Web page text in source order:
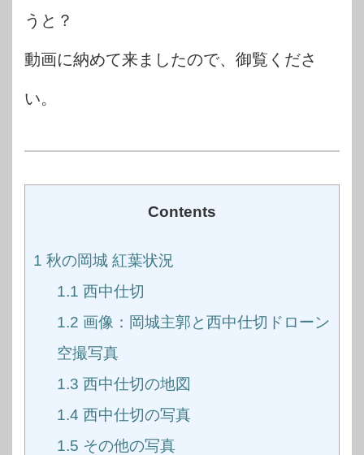
うと？
動画に納めて来ましたので、御覧くださ
い。
Contents
1 秋の岡城 紅葉状況
1.1 西中仕切
1.2 画像：岡城主郭と西中仕切ドローン
空撮写真
1.3 西中仕切の地図
1.4 西中仕切の写真
1.5 その他の写真